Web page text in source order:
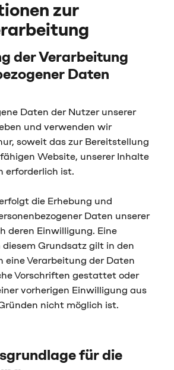
zur
der Verarbeitung
Daten
Daten der Nutzer unserer
und verwenden wir
soweit das zur Bereitstellung
Website, unserer Inhalte
erforderlich ist.
die Erhebung und
Daten unserer
deren Einwilligung. Eine
Grundsatz gilt in den
eine Verarbeitung der Daten
Vorschriften gestattet oder
vorherigen Einwilligung aus
nicht möglich ist.
für die